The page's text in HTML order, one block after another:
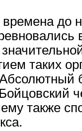
до
таких
также